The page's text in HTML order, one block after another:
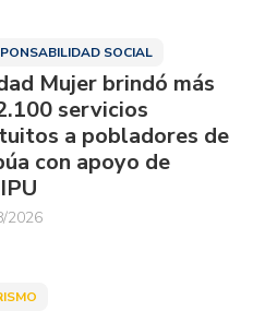
SOCIAL
Mujer brindó más
servicios
a pobladores de
con apoyo de
2026